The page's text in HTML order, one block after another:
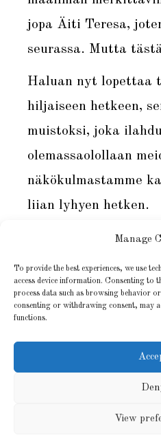
Manage
To provide the best experiences, we use
access device information. Consenting to
process data such as browsing behavior
consenting or withdrawing consent, may
functions.
View
jopa Äiti Teresa,
seurassa. Mutta
Haluan nyt lopettaa
hiljaiseen hetkeen,
muistoksi, joka
olemassaolollaan
näkökulmastamme
liian lyhyen hetken.
Kuunnellaan
kyynelten tulla. Kun
pyyhkivät acedian
nousee se, mistä
kutsutaan sanalla
suomenkielistä
Minä kutsun sitä